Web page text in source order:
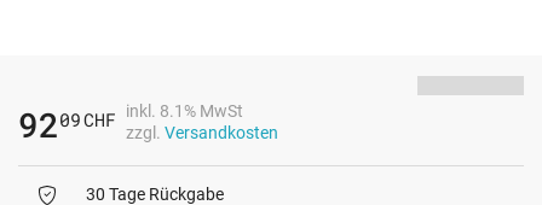
9209CHF
inkl. 8.1% MwSt
zzgl. Versandkosten
30 Tage Rückgabe